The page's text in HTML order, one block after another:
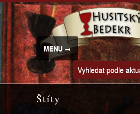
MENU →
Vyhledat podle
Štíty